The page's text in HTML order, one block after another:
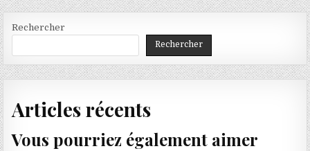
Rechercher
Rechercher
Articles récents
Vous pourriez également aimer